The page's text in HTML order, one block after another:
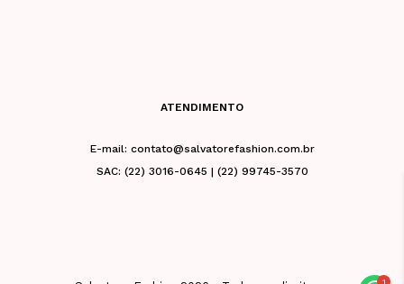
ATENDIMENTO
E-mail: contato@salvatorefashion.com.br
SAC: (22) 3016-0645 | (22) 99745-3570